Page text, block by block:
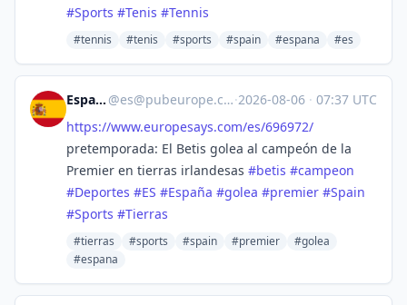
#Sports #Tenis #Tennis
#tennis #tenis #sports #spain #espana #es
España @es@pubeurope.com ·2026-08-06 · 07:37 UTC
https://www.europesays.com/es/696972/
pretemporada: El Betis golea al campeón de la
Premier en tierras irlandesas #betis #campeon
#Deportes #ES #España #golea #premier #Spain
#Sports #Tierras
#tierras #sports #spain #premier
#golea
#espana